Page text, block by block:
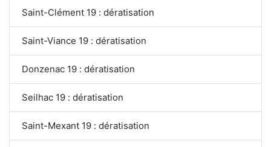
Saint-Clément 19 : dératisation
Saint-Viance 19 : dératisation
Donzenac 19 : dératisation
Seilhac 19 : dératisation
Saint-Mexant 19 : dératisation